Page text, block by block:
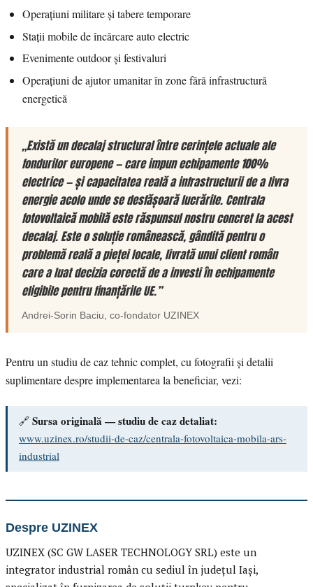
Operațiuni militare și tabere temporare
Stații mobile de încărcare auto electric
Evenimente outdoor și festivaluri
Operațiuni de ajutor umanitar în zone fără infrastructură
energetică
„Există un decalaj structural între cerințele actuale ale
fondurilor europene — care impun echipamente 100%
electrice — și capacitatea reală a infrastructurii de a livra
energie acolo unde se desfășoară lucrările. Centrala
fotovoltaică mobilă este răspunsul nostru concret la acest
decalaj. Este o soluție românească, gândită pentru o
problemă reală a pieței locale, livrată unui client român
care a luat decizia corectă de a investi în echipamente
eligibile pentru finanțările UE.”
Andrei-Sorin Baciu, co-fondator UZINEX
Pentru un studiu de caz tehnic complet, cu fotografii și detalii
suplimentare despre implementarea la beneficiar, vezi:
🔗 Sursa originală — studiu de caz detaliat:
www.uzinex.ro/studii-de-caz/centrala-fotovoltaica-mobila-ars-
industrial
Despre UZINEX
UZINEX (SC GW LASER TECHNOLOGY SRL) este un
integrator industrial român cu sediul în județul Iași,